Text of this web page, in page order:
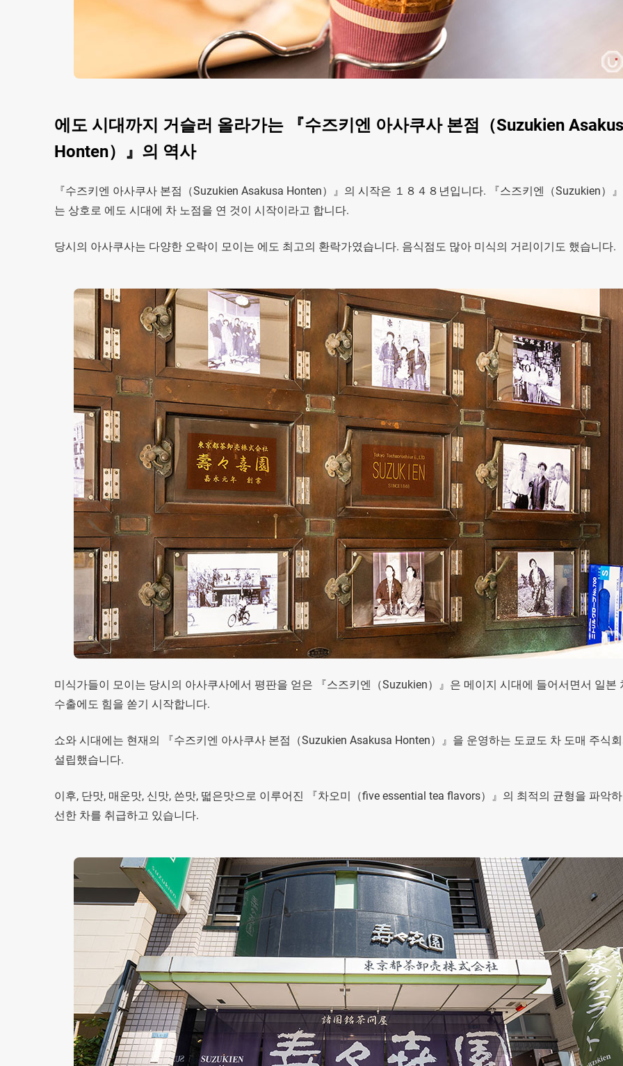
에도 시대까지 거슬러 올라가는 『수즈키엔 아사쿠사 본점（Suzukien
Honten）』의 역사
『수즈키엔 아사쿠사 본점（Suzukien Asakusa Honten）』의 시작은 １８４８년입니다. 『스즈키엔（Suzukien）
는 상호로 에도 시대에 차 노점을 연 것이 시작이라고 합니다.
당시의 아사쿠사는 다양한 오락이 모이는 에도 최고의 환락가였습니다. 음식점도 많아 미식의 거리이기도 했습니다.
미식가들이 모이는 당시의 아사쿠사에서 평판을 얻은 『스즈키엔（Suzukien）』은 메이지 시대에 들어서면서 일본
수출에도 힘을 쏟기 시작합니다.
쇼와 시대에는 현재의 『수즈키엔 아사쿠사 본점（Suzukien Asakusa Honten）』을 운영하는 도쿄도 차 도매 주식
설립했습니다.
이후, 단맛, 매운맛, 신맛, 쓴맛, 떫은맛으로 이루어진 『차오미（five essential tea flavors）』의 최적의 균형을 파악
선한 차를 취급하고 있습니다.